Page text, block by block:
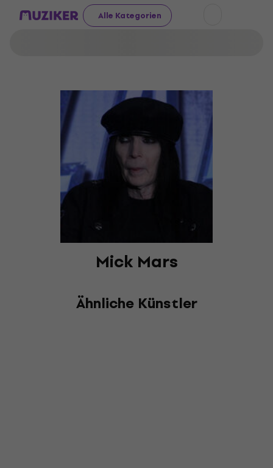
Alle Kategorien
Mick Mars
Ähnliche Künstler